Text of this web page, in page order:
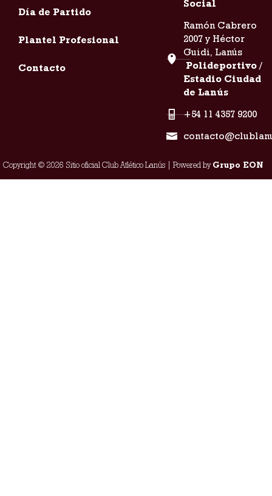
Día de Partido
Plantel Profesional
Contacto
Social
Ramón Cabrero
2007 y Héctor
Guidi, Lanús
Polideportivo /
Estadio Ciudad
de Lanús
+54 11 4357 9200
Copyright © 2026 Sitio oficial Club Atlético Lanús | Powered byGrupo EON